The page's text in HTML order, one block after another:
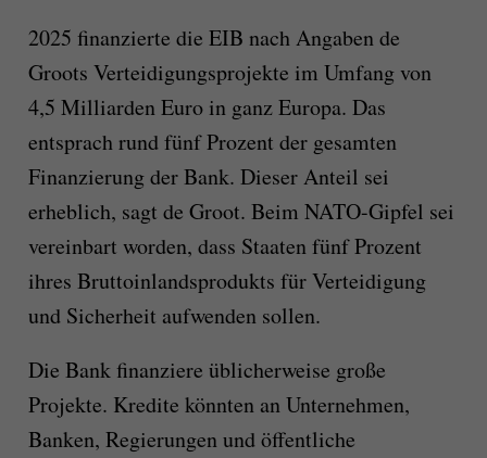
2025 finanzierte die EIB nach Angaben de
Groots Verteidigungsprojekte im Umfang von
4,5 Milliarden Euro in ganz Europa. Das
entsprach rund fünf Prozent der gesamten
Finanzierung der Bank. Dieser Anteil sei
erheblich, sagt de Groot. Beim NATO-Gipfel sei
vereinbart worden, dass Staaten fünf Prozent
ihres Bruttoinlandsprodukts für Verteidigung
und Sicherheit aufwenden sollen.
Die Bank finanziere üblicherweise große
Projekte. Kredite könnten an Unternehmen,
Banken, Regierungen und öffentliche